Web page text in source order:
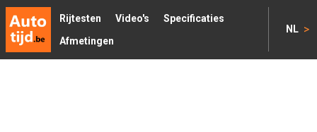
Rijtesten Video's
Specificaties
Afmetingen
NL >